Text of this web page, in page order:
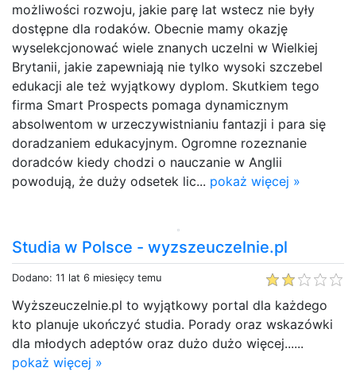
możliwości rozwoju, jakie parę lat wstecz nie były
dostępne dla rodaków. Obecnie mamy okazję
wyselekcjonować wiele znanych uczelni w Wielkiej
Brytanii, jakie zapewniają nie tylko wysoki szczebel
edukacji ale też wyjątkowy dyplom. Skutkiem tego
firma Smart Prospects pomaga dynamicznym
absolwentom w urzeczywistnianiu fantazji i para się
doradzaniem edukacyjnym. Ogromne rozeznanie
doradców kiedy chodzi o nauczanie w Anglii
powodują, że duży odsetek lic... pokaż więcej »
Studia w Polsce - wyzszeuczelnie.pl
Dodano: 11 lat 6 miesięcy temu
Wyższeuczelnie.pl to wyjątkowy portal dla każdego
kto planuje ukończyć studia. Porady oraz wskazówki
dla młodych adeptów oraz dużo dużo więcej......
pokaż więcej »